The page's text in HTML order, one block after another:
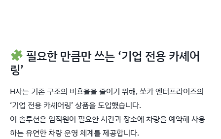
필요한 만큼만 쓰는 ‘기업 전용 카셰어
링’
H사는 기존 구조의 비효율을 줄이기 위해, 쏘카 엔터프라이즈의
‘기업 전용 카셰어링’ 상품을 도입했습니다.
이 솔루션은 임직원이 필요한 시간과 장소에 차량을 예약해 사용
하는 유연한 차량 운영 체계를 제공합니다.